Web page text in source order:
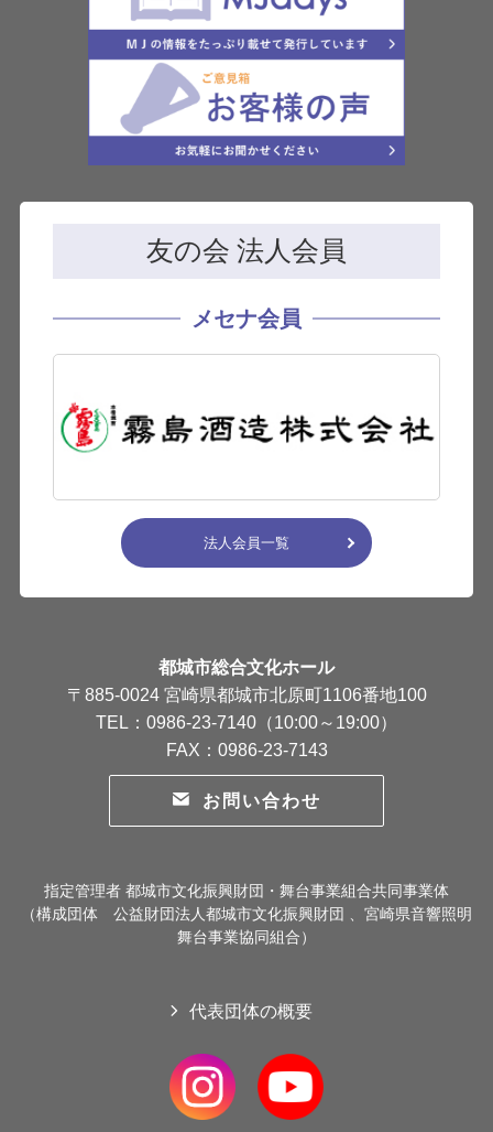
友の会 法人会員
メセナ会員
法人会員一覧
都城市総合文化ホール
〒885-0024 宮崎県都城市北原町1106番地100
TEL：0986-23-7140（10:00～19:00）
FAX：0986-23-7143
お問い合わせ
指定管理者 都城市文化振興財団・舞台事業組合共同事業体
（構成団体 公益財団法人都城市文化振興財団 、宮崎県音響照明
舞台事業協同組合）
代表団体の概要